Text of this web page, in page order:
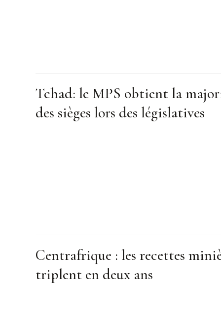
Tchad: le MPS obtient la
des sièges lors des législatives
Centrafrique : les recettes
triplent en deux ans